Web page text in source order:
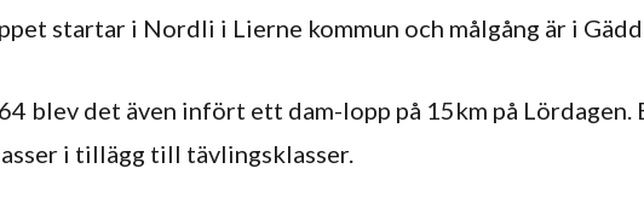
startar i Nordli i Lierne kommun och målgång är i
blev det även infört ett dam-lopp på 15km på
i tillägg till tävlingsklasser.